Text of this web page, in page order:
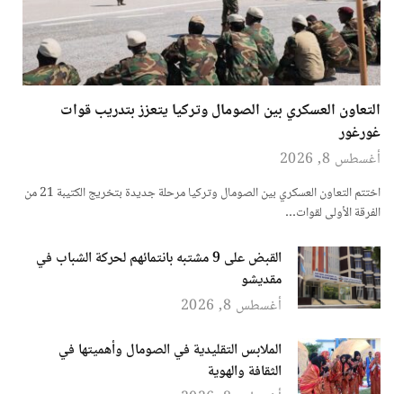
التعاون العسكري بين الصومال وتركيا يتعزز بتدريب قوات
غورغور
أغسطس 8, 2026
اختتم التعاون العسكري بين الصومال وتركيا مرحلة جديدة بتخريج الكتيبة 21 من
الفرقة الأولى لقوات…
القبض على 9 مشتبه بانتمائهم لحركة الشباب في
مقديشو
أغسطس 8, 2026
الملابس التقليدية في الصومال وأهميتها في
الثقافة والهوية